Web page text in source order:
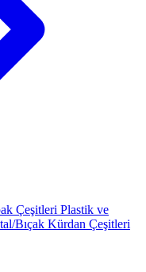
Çeşitleri Plastik ve
Bıçak Kürdan Çeşitleri